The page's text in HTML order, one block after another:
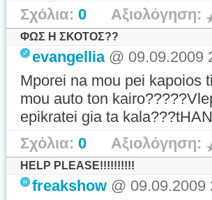
Σχόλια: 0 Αξιολόγηση:
ΦΩΣ Η ΣΚΟΤΟΣ??
evangellia@ 09.09.2009
Mporei na mou pei kapoios
mou auto ton
epikratei gia ta
Σχόλια: 0 Αξιολόγηση:
HELP PLEASE!!!!!!!!!!
freakshow @ 09.09.2009